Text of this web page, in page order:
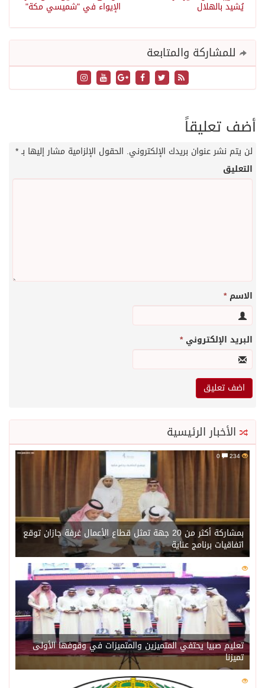
الإيواء في "شميسي مكة" يُشيد بالهلال
للمشاركة والمتابعة
أضف تعليقاً
لن يتم نشر عنوان بريدك الإلكتروني. الحقول الإلزامية مشار إليها بـ*
التعليق
الاسم*
البريد الإلكتروني*
الأخبار الرئيسية
234
بمشاركة أكثر من 20 جهة تمثل قطاع الأعمال غرفة جازان توقع
اتفاقيات برنامج عناية
217
تعليم صبيا يحتفي المتميزين والمتميزات في وقوفها الأولى
تميزنا
211